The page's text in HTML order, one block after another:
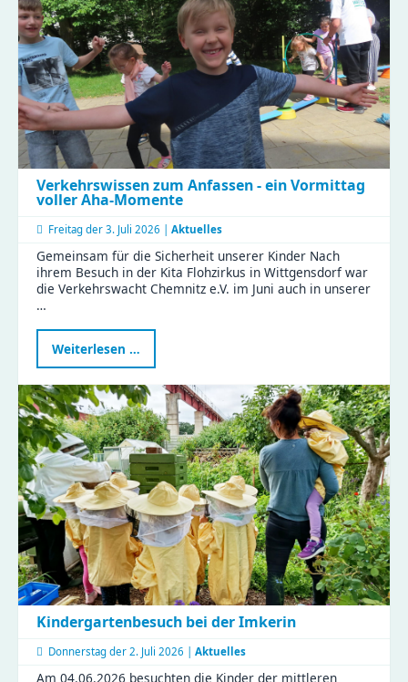
Verkehrswissen zum Anfassen - ein Vormittag
voller Aha-Momente
Freitag der 3. Juli 2026 | Aktuelles
Gemeinsam für die Sicherheit unserer Kinder Nach
ihrem Besuch in der Kita Flohzirkus in Wittgensdorf war
die Verkehrswacht Chemnitz e.V. im Juni auch in unserer
…
Weiterlesen …
zum
-
ein
Vormittag
voller
Aha-
Momente
Kindergartenbesuch bei der Imkerin
Donnerstag der 2. Juli 2026 | Aktuelles
Am 04.06.2026 besuchten die Kinder der mittleren